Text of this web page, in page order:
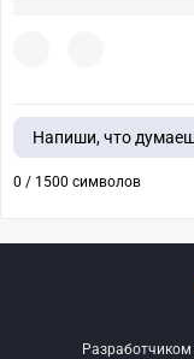
Напиши, что
0 / 1500 символов